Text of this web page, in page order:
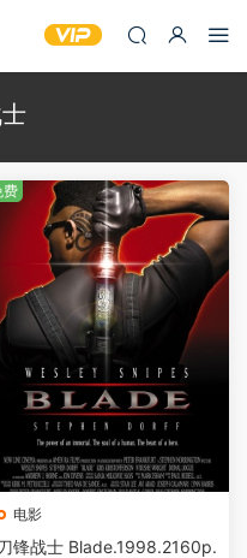
电影
锋战士 Blade.1998.2160p.
费